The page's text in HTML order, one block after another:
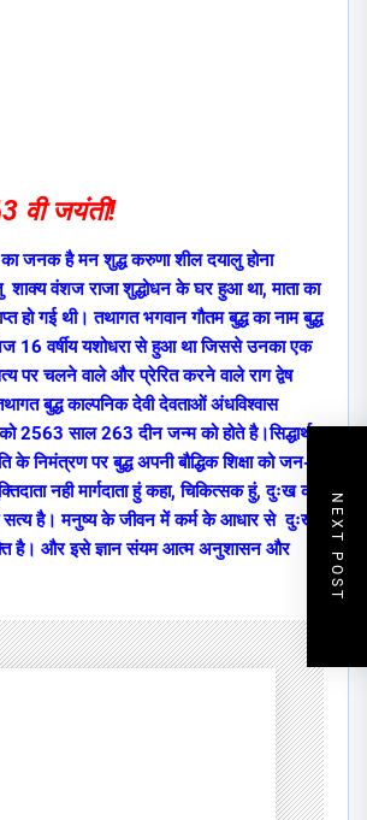
वी जयंती!
जनक है मन शुद्ध करुणा शील दयालु होना
शाक्य वंशज राजा शुद्धोधन के घर हुआ था, माता का
हो गई थी। तथागत भगवान गौतम बुद्ध का नाम बुद्ध
16 वर्षीय यशोधरा से हुआ था जिससे उनका एक
पर चलने वाले और प्रेरित करने वाले राग द्वेष
बुद्ध काल्पनिक देवी देवताओं अंधविश्वास
2563 साल 263 दीन जन्म को होते है।सिद्धार्थ
के निमंत्रण पर बुद्ध अपनी बौद्धिक शिक्षा को जन-
नही मार्गदाता हुं कहा, चिकित्सक हुं, दुःख की
सत्य है। मनुष्य के जीवन में कर्म के आधार से दुःख
है। और इसे ज्ञान संयम आत्म अनुशासन और
NEXT POST